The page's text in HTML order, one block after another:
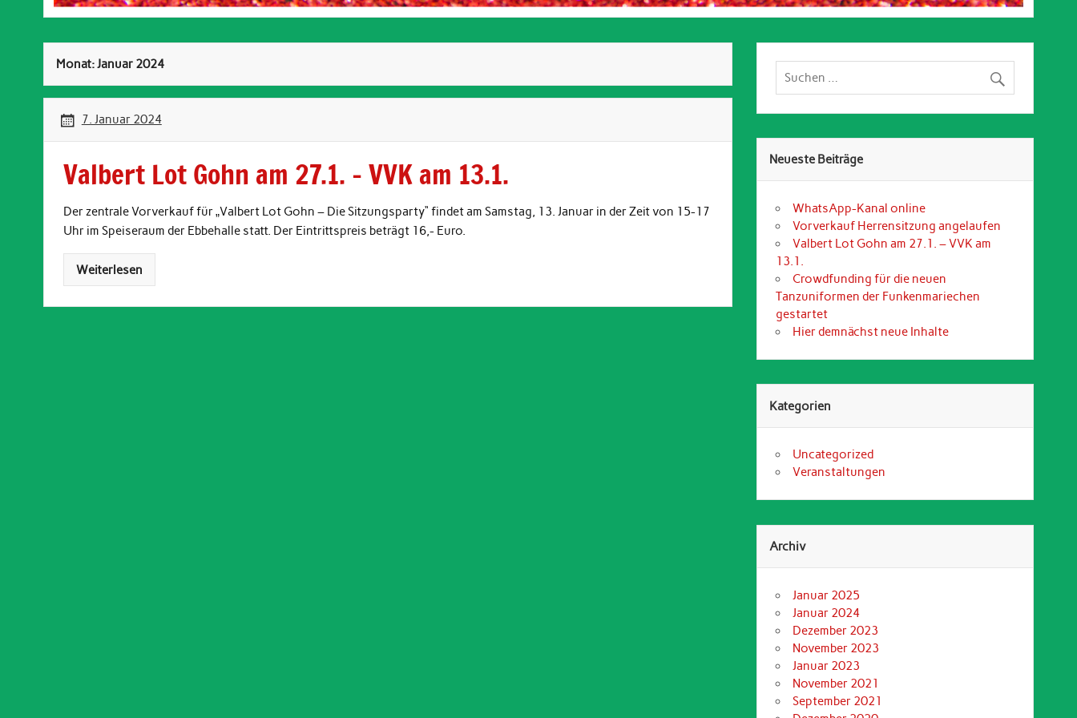
Monat:Januar 2024
7. Januar 2024
Valbert Lot Gohn am 27.1. – VVK am 13.1.
Der zentrale Vorverkauf für „Valbert Lot Gohn – Die Sitzungsparty“ findet am Samstag, 13. Januar in der Zeit von 15-17
Uhr im Speiseraum der Ebbehalle statt. Der Eintrittspreis beträgt 16,- Euro.
Weiterlesen
Neueste Beiträge
WhatsApp-Kanal online
Vorverkauf Herrensitzung angelaufen
Valbert Lot Gohn am 27.1. – VVK am
13.1.
Crowdfunding für die neuen
Tanzuniformen der Funkenmariechen
gestartet
Hier demnächst neue Inhalte
Kategorien
Uncategorized
Veranstaltungen
Archiv
Januar 2025
Januar 2024
Dezember 2023
November 2023
Januar 2023
November 2021
September 2021